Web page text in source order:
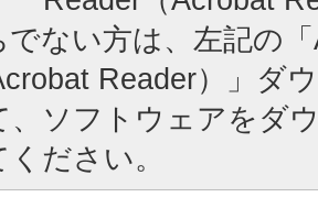
ない方は、左記の
Reader）」ダ
、ソフトウェアをダ
ださい。